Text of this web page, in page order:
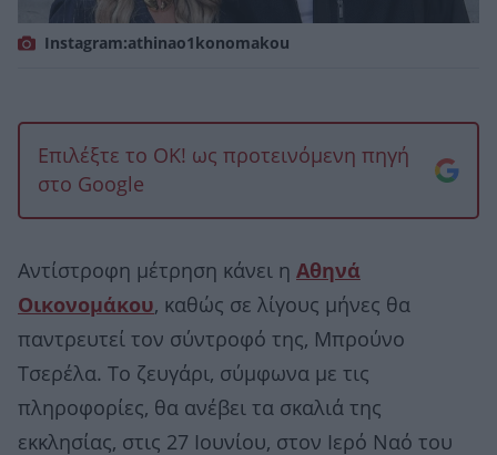
Instagram:athinao1konomakou
Επιλέξτε το OK! ως προτεινόμενη πηγή
στο Google
Αντίστροφη μέτρηση κάνει η Αθηνά
Οικονομάκου, καθώς σε λίγους μήνες θα
παντρευτεί τον σύντροφό της, Μπρούνο
Τσερέλα. Το ζευγάρι, σύμφωνα με τις
πληροφορίες, θα ανέβει τα σκαλιά της
εκκλησίας, στις 27 Ιουνίου, στον Ιερό Ναό του